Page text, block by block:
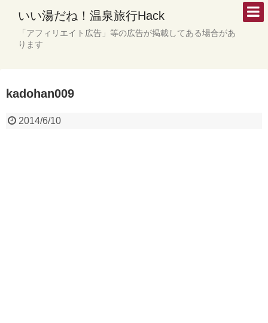
いい湯だね！温泉旅行Hack
「アフィリエイト広告」等の広告が掲載してある場合があ
ります
kadohan009
2014/6/10